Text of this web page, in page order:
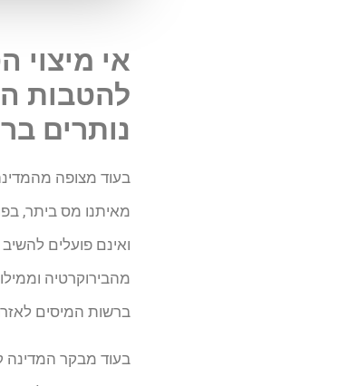
אי מיצוי
להטבות
נותרים
בעוד מצופה
מאיתנו מס ביתר,
ואינם פועלים
ברשות המיסים